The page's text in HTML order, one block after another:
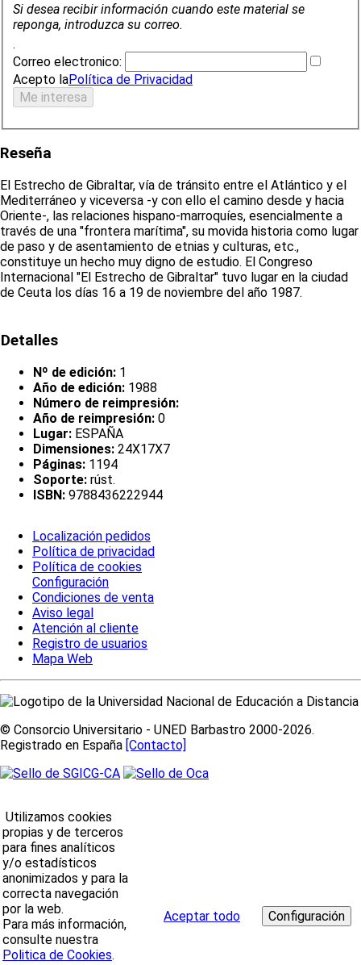
Si desea recibir información cuando este material se
reponga, introduzca su correo.
.
Correo electronico:
Acepto laPolítica de Privacidad
Reseña
El Estrecho de Gibraltar, vía de tránsito entre el Atlántico y el
Mediterráneo y viceversa -y con ello el camino desde y hacia
Oriente-, las relaciones hispano-marroquíes, esencialmente a
través de una "frontera marítima", su movida historia como lugar
de paso y de asentamiento de etnias y culturas, etc.,
constituye un hecho muy digno de estudio. El Congreso
Internacional "El Estrecho de Gibraltar" tuvo lugar en la ciudad
de Ceuta los días 16 a 19 de noviembre del año 1987.
Detalles
Nº de edición: 1
Año de edición: 1988
Número de reimpresión:
Año de reimpresión: 0
Lugar: ESPAÑA
Dimensiones: 24X17X7
Páginas: 1194
Soporte: rúst.
ISBN: 9788436222944
Localización pedidos
Política de privacidad
Política de cookies
Configuración
Condiciones de venta
Aviso legal
Atención al cliente
Registro de usuarios
Mapa Web
© Consorcio Universitario - UNED Barbastro 2000-2026.
Registrado en España [Contacto]
Utilizamos cookies
propias y de terceros
para fines analíticos
y/o estadísticos
anonimizados y para la
correcta navegación
por la web.
Para más información,
consulte nuestra
Politica de Cookies.
Aceptar todo